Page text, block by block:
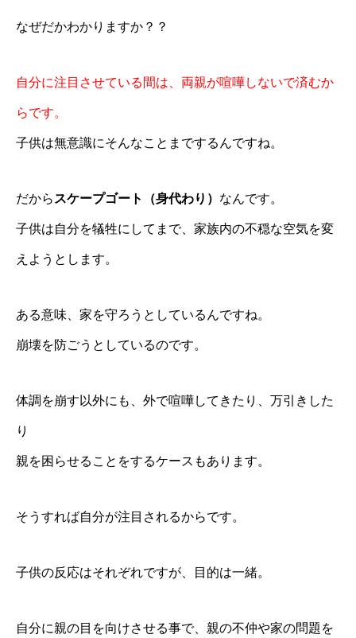
なぜだかわかりますか？？
自分に注目させている間は、両親が喧嘩しないで済むか
らです。
子供は無意識にそんなことまでするんですね。
だから スケープゴート（身代わり） なんです。
子供は自分を犠牲にしてまで、家族内の不穏な空気を変
えようとします。
ある意味、家を守ろうとしているんですね。
崩壊を防ごうとしているのです。
体調を崩す以外にも、外で喧嘩してきたり、万引きした
り
親を困らせることをするケースもあります。
そうすれば自分が注目されるからです。
子供の反応はそれぞれですが、目的は一緒。
自分に親の目を向けさせる事で、親の不仲や家の問題を